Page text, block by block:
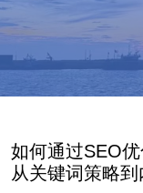
如何通过SEO
从关键词策略